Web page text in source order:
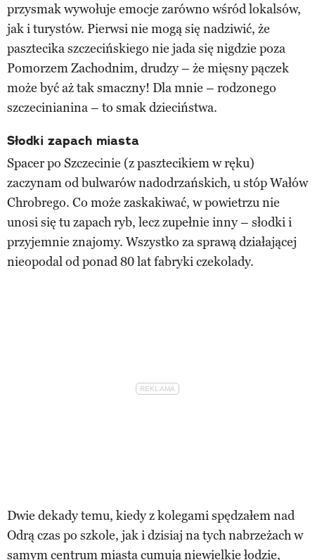
przysmak wywołuje emocje zarówno wśród lokalsów,
jak i turystów. Pierwsi nie mogą się nadziwić, że
pasztecika szczecińskiego nie jada się nigdzie poza
Pomorzem Zachodnim, drudzy – że mięsny pączek
może być aż tak smaczny! Dla mnie – rodzonego
szczecinianina – to smak dzieciństwa.
Słodki zapach miasta
Spacer po Szczecinie (z pasztecikiem w ręku)
zaczynam od bulwarów nadodrzańskich, u stóp Wałów
Chrobrego. Co może zaskakiwać, w powietrzu nie
unosi się tu zapach ryb, lecz zupełnie inny – słodki i
przyjemnie znajomy. Wszystko za sprawą działającej
nieopodal od ponad 80 lat fabryki czekolady.
Dwie dekady temu, kiedy z kolegami spędzałem nad
Odrą czas po szkole, jak i dzisiaj na tych nabrzeżach w
samym centrum miasta cumują niewielkie łodzie,